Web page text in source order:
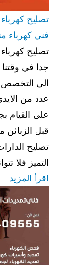
فني كهرباء
تصليح
جدا في وقتنا
الى
عدد من
على القيام
قبل
تصليح
التميز فلا
اقرأ المزيد